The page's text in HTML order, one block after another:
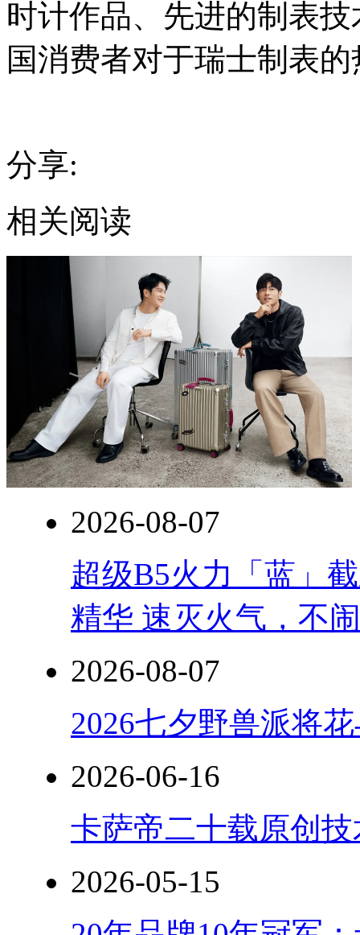
时计作品、先进的制表
国消费者对于瑞士制表
分享:
相关阅读
2026-08-07
超级B5火力「蓝」
精华 速灭火气，不
2026-08-07
2026七夕野兽派将
2026-06-16
卡萨帝二十载原创
2026-05-15